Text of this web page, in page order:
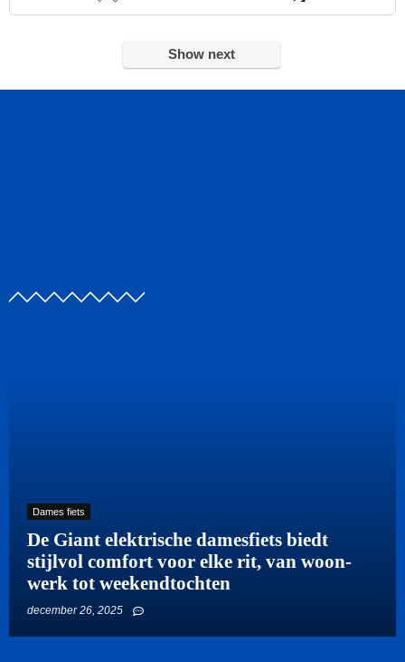
Show next
Dames fiets
De Giant elektrische damesfiets biedt
stijlvol comfort voor elke rit, van woon-
werk tot weekendtochten
december 26, 2025